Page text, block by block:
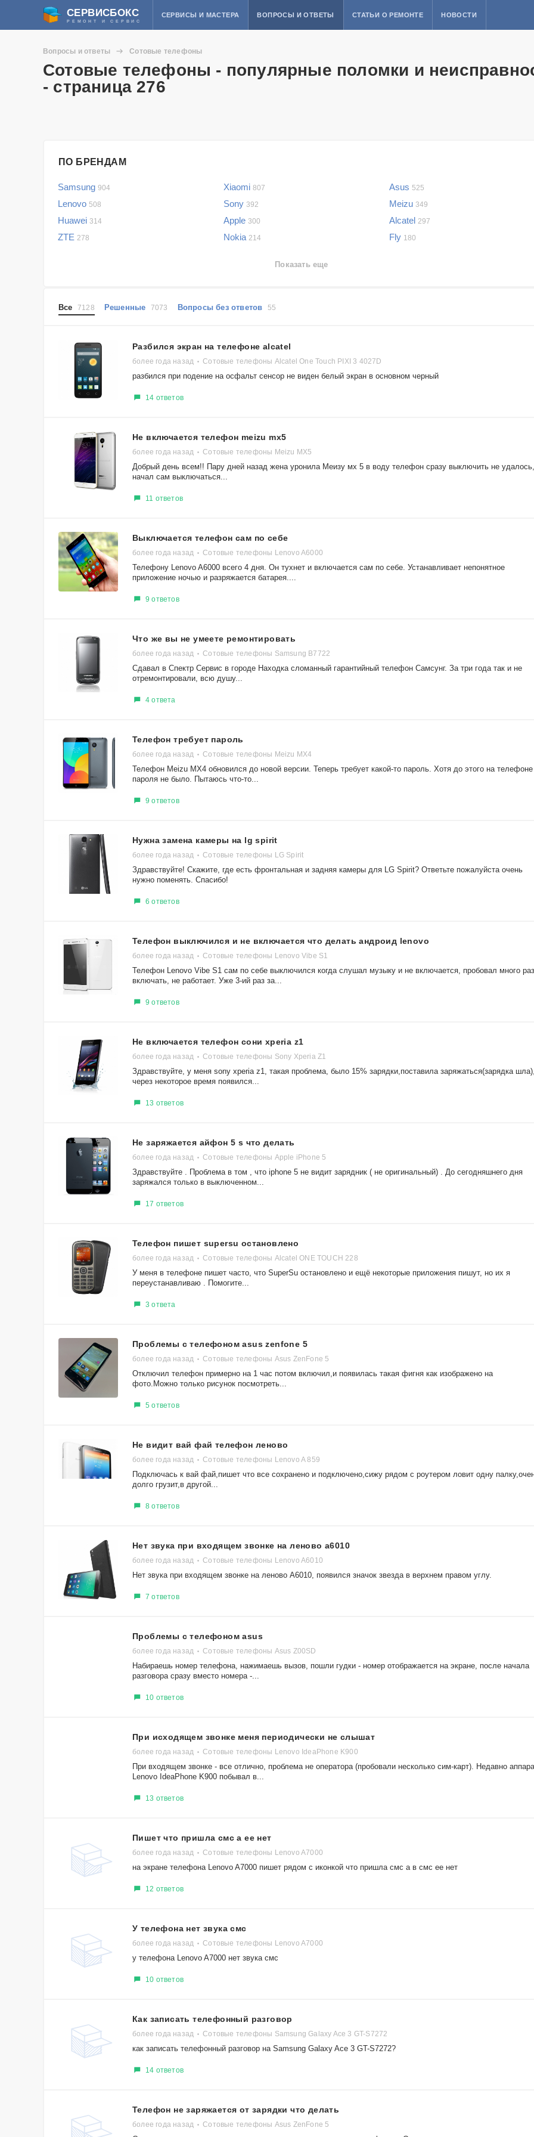
СЕРВИСБОКС
РЕМОНТ И СЕРВИС
СЕРВИСЫ И МАСТЕРА ВОПРОСЫ И ОТВЕТЫ СТАТЬИ О РЕМОНТЕ НОВОСТИ
Вопросы и ответы Сотовые телефоны
Сотовые телефоны - популярные поломки и
- страница 276
ПО БРЕНДАМ
Samsung 904 Xiaomi 807 Asus 525
Lenovo 508 Sony 392 Meizu 349
Huawei 314 Apple 300 Alcatel 297
ZTE 278 Nokia 214 Fly 180
Показать еще
Все 7128 Решенные 7073 Вопросы без ответов 55
Разбился экран на телефоне alcatel
более года назад Сотовые телефоны Alcatel One Touch PIXI 3 4027D
разбился при подение на осфальт сенсор не виден белый экран в основном черный
14 ответов
Не включается телефон meizu mx5
более года назад Сотовые телефоны Meizu MX5
Добрый день всем!! Пару дней назад жена уронила Меизу мх 5 в воду телефон сразу выключить не удалось,
начал сам выключаться...
11 ответов
Выключается телефон сам по себе
более года назад Сотовые телефоны Lenovo A6000
Телефону Lenovo A6000 всего 4 дня. Он тухнет и включается сам по себе. Устанавливает непонятное
приложение ночью и разряжается батарея....
9 ответов
Что же вы не умеете ремонтировать
более года назад Сотовые телефоны Samsung B7722
Сдавал в Спектр Сервис в городе Находка сломанный гарантийный телефон Самсунг. За три года так и не
отремонтировали, всю душу...
4 ответа
Телефон требует пароль
более года назад Сотовые телефоны Meizu MX4
Телефон Meizu MX4 обновился до новой версии. Теперь требует какой-то пароль. Хотя до этого на телефоне
пароля не было. Пытаюсь что-то...
9 ответов
Нужна замена камеры на lg spirit
более года назад Сотовые телефоны LG Spirit
Здравствуйте! Скажите, где есть фронтальная и задняя камеры для LG Spirit? Ответьте пожалуйста очень
нужно поменять. Спасибо!
6 ответов
Телефон выключился и не включается что делать андроид lenovo
более года назад Сотовые телефоны Lenovo Vibe S1
Телефон Lenovo Vibe S1 сам по себе выключился когда слушал музыку и не включается, пробовал много раз
включать, не работает. Уже 3-ий раз за...
9 ответов
Не включается телефон сони xperia z1
более года назад Сотовые телефоны Sony Xperia Z1
Здравствуйте, у меня sony xperia z1, такая проблема, было 15% зарядки,поставила заряжаться(зарядка
через некоторое время появился...
13 ответов
Не заряжается айфон 5 s что делать
более года назад Сотовые телефоны Apple iPhone 5
Здравствуйте . Проблема в том , что iphone 5 не видит зарядник ( не оригинальный) . До сегодняшнего дня
заряжался только в выключенном...
17 ответов
Телефон пишет supersu остановлено
более года назад Сотовые телефоны Alcatel ONE TOUCH 228
У меня в телефоне пишет часто, что SuperSu остановлено и ещё некоторые приложения пишут, но их я
переустанавливаю . Помогите...
3 ответа
Проблемы с телефоном asus zenfone 5
более года назад Сотовые телефоны Asus ZenFone 5
Отключил телефон примерно на 1 час потом включил,и появилась такая фигня как изображено на
фото.Можно только рисунок посмотреть...
5 ответов
Не видит вай фай телефон леново
более года назад Сотовые телефоны Lenovo A 859
Подключась к вай фай,пишет что все сохранено и подключено,сижу рядом с роутером ловит одну
долго грузит,в другой...
8 ответов
Нет звука при входящем звонке на леново а6010
более года назад Сотовые телефоны Lenovo A6010
Нет звука при входящем звонке на леново А6010, появился значок звезда в верхнем правом углу.
7 ответов
Проблемы с телефоном asus
более года назад Сотовые телефоны Asus Z00SD
Набираешь номер телефона, нажимаешь вызов, пошли гудки - номер отображается на экране, после начала
разговора сразу вместо номера -...
10 ответов
При исходящем звонке меня периодически не слышат
более года назад Сотовые телефоны Lenovo IdeaPhone K900
При входящем звонке - все отлично, проблема не оператора (пробовали несколько сим-карт). Недавно
Lenovo IdeaPhone K900 побывал в...
13 ответов
Пишет что пришла смс а ее нет
более года назад Сотовые телефоны Lenovo A7000
на экране телефона Lenovo A7000 пишет рядом с иконкой что пришла смс а в смс ее нет
12 ответов
У телефона нет звука смс
более года назад Сотовые телефоны Lenovo A7000
у телефона Lenovo A7000 нет звука смс
10 ответов
Как записать телефонный разговор
более года назад Сотовые телефоны Samsung Galaxy Ace 3 GT-S7272
как записать телефонный разговор на Samsung Galaxy Ace 3 GT-S7272?
14 ответов
Телефон не заряжается от зарядки что делать
более года назад Сотовые телефоны Asus ZenFone 5